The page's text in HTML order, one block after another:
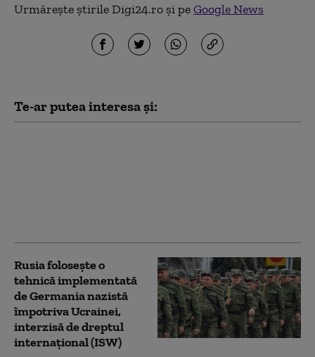
Urmărește știrile Digi24.ro și peGoogle News
Te-ar putea interesa și:
Rusia folosește o
tehnică implementată
de Germania nazistă
împotriva Ucrainei,
interzisă de dreptul
internațional (ISW)